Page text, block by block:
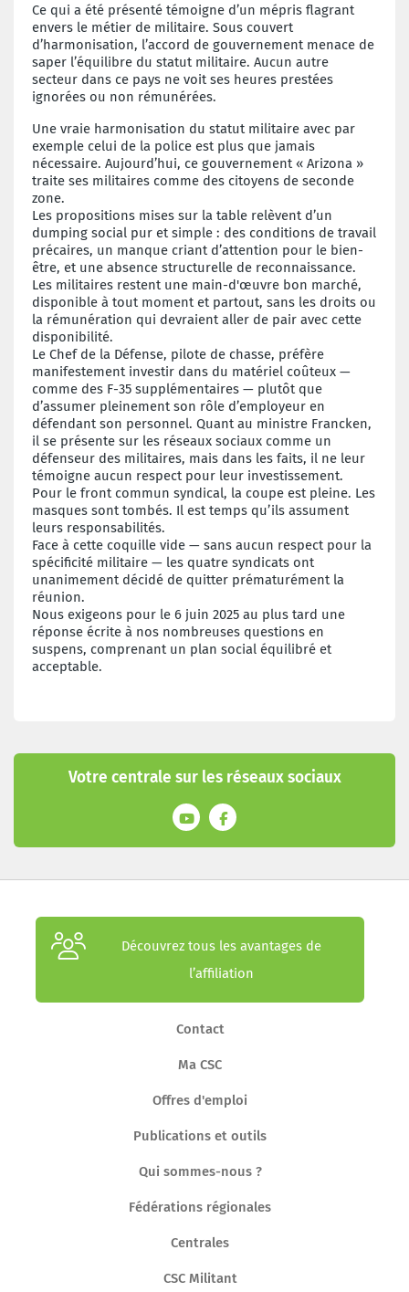
Ce qui a été présenté témoigne d’un mépris flagrant
envers le métier de militaire. Sous couvert
d’harmonisation, l’accord de gouvernement menace de
saper l’équilibre du statut militaire. Aucun autre
secteur dans ce pays ne voit ses heures prestées
ignorées ou non rémunérées.
Une vraie harmonisation du statut militaire avec par
exemple celui de la police est plus que jamais
nécessaire. Aujourd’hui, ce gouvernement « Arizona »
traite ses militaires comme des citoyens de seconde
zone.
Les propositions mises sur la table relèvent d’un
dumping social pur et simple : des conditions de travail
précaires, un manque criant d’attention pour le bien-
être, et une absence structurelle de reconnaissance.
Les militaires restent une main-d'œuvre bon marché,
disponible à tout moment et partout, sans les droits ou
la rémunération qui devraient aller de pair avec cette
disponibilité.
Le Chef de la Défense, pilote de chasse, préfère
manifestement investir dans du matériel coûteux —
comme des F-35 supplémentaires — plutôt que
d’assumer pleinement son rôle d’employeur en
défendant son personnel. Quant au ministre Francken,
il se présente sur les réseaux sociaux comme un
défenseur des militaires, mais dans les faits, il ne leur
témoigne aucun respect pour leur investissement.
Pour le front commun syndical, la coupe est pleine. Les
masques sont tombés. Il est temps qu’ils assument
leurs responsabilités.
Face à cette coquille vide — sans aucun respect pour la
spécificité militaire — les quatre syndicats ont
unanimement décidé de quitter prématurément la
réunion.
Nous exigeons pour le 6 juin 2025 au plus tard une
réponse écrite à nos nombreuses questions en
suspens, comprenant un plan social équilibré et
acceptable.
Votre centrale sur les réseaux sociaux
Découvrez tous les avantages de
l’affiliation
Contact
Ma CSC
Offres d'emploi
Publications et outils
Qui sommes-nous ?
Fédérations régionales
Centrales
CSC Militant